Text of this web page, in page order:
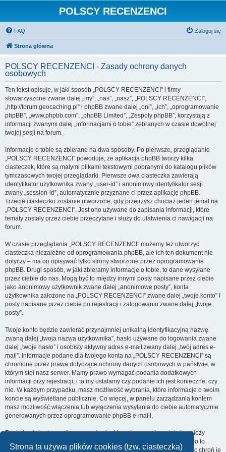
Strona ta używa plików cookies (tzw. ciasteczka)
POLSCY RECENZENCI
FAQ Zaloguj się
Strona główna
POLSCY RECENZENCI - Zasady ochrony danych
osobowych
Ten tekst opisuje, w jaki sposób „POLSCY RECENZENCI” i firmy
stowarzyszone zwane dalej „my”, „nas”, „nasz”, „POLSCY RECENZENCI”,
„http://forum.geocaching.pl” i phpBB zwane dalej „oni”, „ich”, „oprogramowanie
phpBB”, „www.phpbb.com”, „phpBB Limited”, „Zespoły phpBB”, korzystają z
informacji zwanymi dalej „informacjami o tobie” zebranych w czasie dowolnej
twojej sesji na forum.
Informacje o tobie są zbierane na dwa sposoby. Po pierwsze, przeglądanie
„POLSCY RECENZENCI” powoduje, że aplikacja phpBB tworzy kilka
ciasteczek, które są małymi plikami tekstowymi pobranymi do katalogu plików
tymczasowych twojej przeglądarki. Pierwsze dwa ciasteczka zawierają
identyfikator użytkownika zwany „user-id” i anonimowy identyfikator sesji
zwany „session-id”, automatycznie przyznane ci przez aplikację phpBB.
Trzecie ciasteczko zostanie utworzone, gdy przejrzysz chociaż jeden temat na
„POLSCY RECENZENCI”. Jest ono używane do zapisania informacji, które
tematy zostały przez ciebie przeczytane i służy do ułatwienia ci nawigacji na
forum.
W czasie przeglądania „POLSCY RECENZENCI” możemy też utworzyć
ciasteczka niezależne od oprogramowania phpBB, ale ich ten dokument nie
dotyczy – ma on opisywać tylko strony stworzone przez oprogramowanie
phpBB. Drugi sposób, w jaki zbieramy informacje o tobie, to dane wysyłane
przez ciebie do nas. Mogą być to między innymi posty napisane przez ciebie
jako anonimowy użytkownik zwane dalej „anonimowe posty”, konta
użytkownika założone na „POLSCY RECENZENCI” zwane dalej „twoje konto” i
posty napisane przez ciebie po rejestracji i zalogowaniu zwane dalej „twoje
posty”.
Twoje konto będzie zawierać przynajmniej unikalną identyfikacyjną nazwę
zwaną dalej „twoja nazwa użytkownika”, hasło używane do logowania zwane
dalej „twoje hasło” i osobisty aktywny adres e-mail zwany dalej „twój adres e-
mail”. Informacje podane dla twojego konta na „POLSCY RECENZENCI” są
chronione przez prawa dotyczące ochrony danych osobowych w państwie, w
którym stoi nasz serwer. Mamy prawo wymagać podania dodatkowych
informacji przy rejestracji, i to my ustalamy czy podanie ich jest konieczne, czy
nie. W każdym przypadku, masz możliwość wybrania, które informacje o twoim
koncie są wyświetlane publicznie. Co więcej, w panelu zarządzania kontem
masz możliwość włączenia lub wyłączenia wysyłania do ciebie automatycznie
generowanych przez oprogramowanie phpBB e-maili.
Twoje hasło jest zaszyfrowane, więc jest bezpieczne, niemniej nie należy
używać tego samego hasła na różnych witrynach internetowych. Hasło to
umożliwia dostęp do twojego konta na „POLSCY RECENZENCI”, więc chroń je